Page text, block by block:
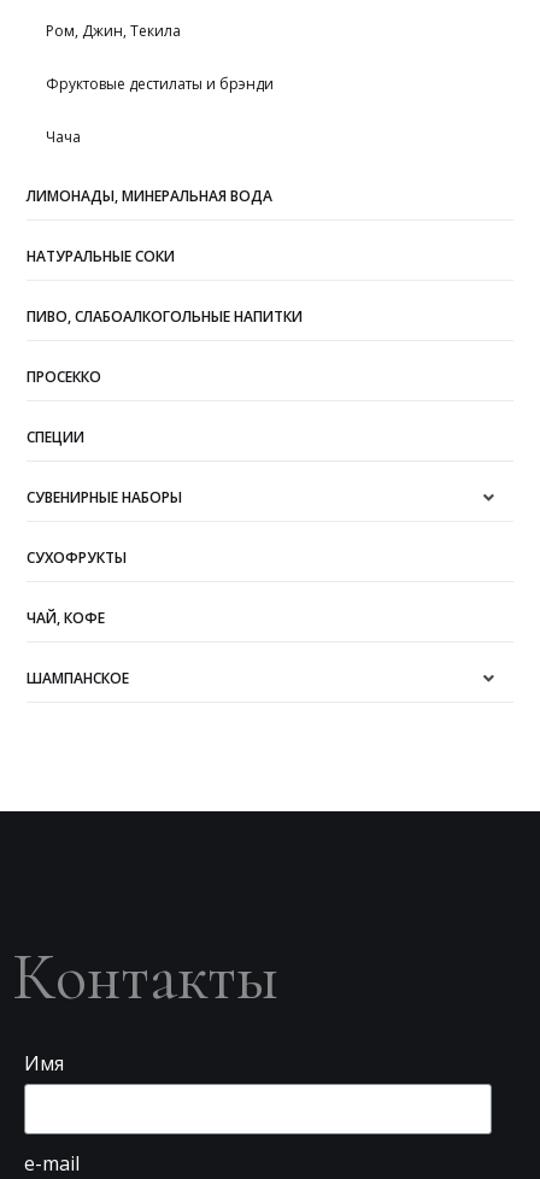
Ром, Джин, Текила
Фруктовые дестилаты и брэнди
Чача
ЛИМОНАДЫ, МИНЕРАЛЬНАЯ ВОДА
НАТУРАЛЬНЫЕ СОКИ
ПИВО, СЛАБОАЛКОГОЛЬНЫЕ НАПИТКИ
ПРОСЕККО
СПЕЦИИ
СУВЕНИРНЫЕ НАБОРЫ
СУХОФРУКТЫ
ЧАЙ, КОФЕ
ШАМПАНСКОЕ
Контакты
Имя
e-mail